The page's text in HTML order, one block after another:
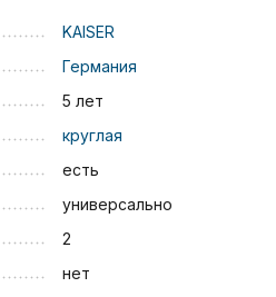
KAISER
Германия
5 лет
круглая
есть
универсально
2
нет